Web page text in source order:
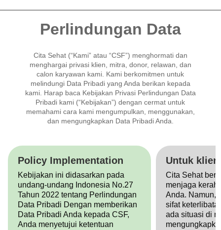
Perlindungan Data
Cita Sehat (“Kami” atau “CSF”) menghormati dan
menghargai privasi klien, mitra, donor, relawan, dan
calon karyawan kami. Kami berkomitmen untuk
melindungi Data Pribadi yang Anda berikan kepada
kami. Harap baca Kebijakan Privasi Perlindungan Data
Pribadi kami (“Kebijakan”) dengan cermat untuk
memahami cara kami mengumpulkan, menggunakan,
dan mengungkapkan Data Pribadi Anda.
Policy Implementation
Kebijakan ini didasarkan pada
undang-undang Indonesia No.27
Tahun 2022 tentang Perlindungan
Data Pribadi Dengan memberikan
Data Pribadi Anda kepada CSF,
Anda menyetujui ketentuan
Untuk klien
Cita Sehat
menjaga
Anda. Namun,
sifat
ada situasi di